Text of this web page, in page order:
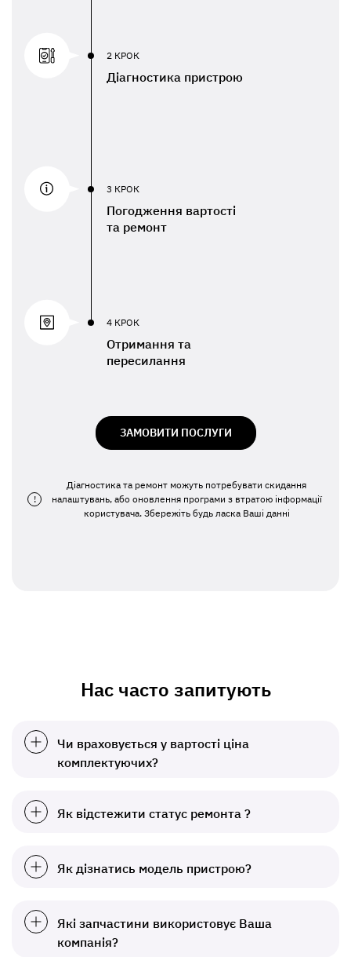
2 КРОК
Діагностика пристрою
3 КРОК
Погодження вартості
та ремонт
4 КРОК
Отримання та
пересилання
ЗАМОВИТИ ПОСЛУГИ
!
Діагностика та ремонт можуть потребувати скидання
налаштувань, або оновлення програми з втратою інформації
користувача. Збережіть будь ласка Ваші данні
Нас часто запитують
Чи враховується у вартості ціна
комплектуючих?
Як відстежити статус ремонта ?
Як дізнатись модель пристрою?
Які запчастини використовує Ваша
компанія?